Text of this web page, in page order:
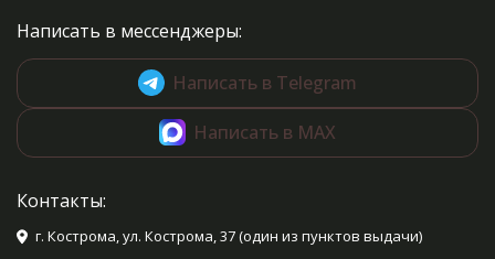
Написать в мессенджеры:
Написать в Telegram
Написать в MAX
Контакты:
г. Кострома, ул. Кострома, 37 (один из пунктов выдачи)